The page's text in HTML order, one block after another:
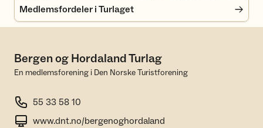
Medlemsfordeler i Turlaget
Bergen og Hordaland Turlag
En medlemsforening i Den Norske Turistforening
55 33 58 10
www.dnt.no/bergenoghordaland